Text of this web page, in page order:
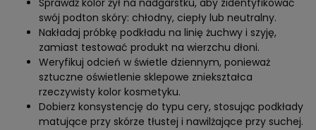
Sprawdź kolor żył na nadgarstku, aby zidentyfikować
swój podton skóry: chłodny, ciepły lub neutralny.
Nakładaj próbkę podkładu na linię żuchwy i szyję,
zamiast testować produkt na wierzchu dłoni.
Weryfikuj odcień w świetle dziennym, ponieważ
sztuczne oświetlenie sklepowe zniekształca
rzeczywisty kolor kosmetyku.
Dobierz konsystencję do typu cery, stosując podkłady
matujące przy skórze tłustej i nawilżające przy suchej.